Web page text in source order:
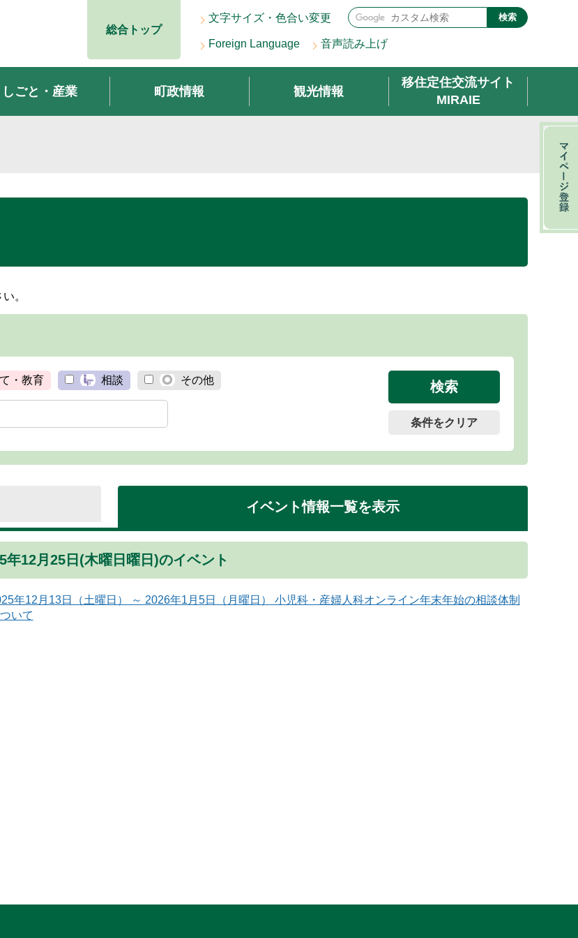
総合トップ
文字サイズ・色合い変更
Foreign Language 音声読み上げ
検索
しごと・産業 町政情報 観光情報
移住定住交流サイト
MIRAIE
。
・教育 相談 その他
条件をクリア
イベント情報一覧を表示
年12月25日(木曜日曜日)のイベント
年12月13日（土曜日） ～ 2026年1月5日（月曜日） 小児科・産婦人科オンライン年末年始の相談体制
いて